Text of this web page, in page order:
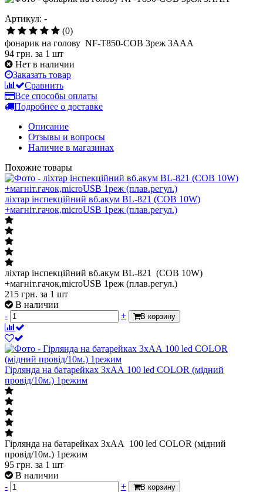
Артикул: -
(0)
фонарик на голову NF-T850-COB 3реж 3AAA
94 грн. за 1 шт
Нет в наличии
Заказать товар
Сравнить
Все способы оплаты
Подробнее о доставке
Описание
Отзывы и вопросы
Наличие в магазинах
Похожие товары
ліхтар інспекційний вб.акум BL-821 (COB 10W)
+магніт.гачок,microUSB 1реж (плав.регул.)
ліхтар інспекційний вб.акум BL-821 (COB 10W)
+магніт.гачок,microUSB 1реж (плав.регул.)
215 грн. за 1 шт
В наличии
-
+ В корзину
Гірлянда на батарейках 3хАА 100 led COLOR (мідний
провід/10м.) 1режим
Гірлянда на батарейках 3хАА 100 led COLOR (мідний
провід/10м.) 1режим
95 грн. за 1 шт
В наличии
-
+ В корзину